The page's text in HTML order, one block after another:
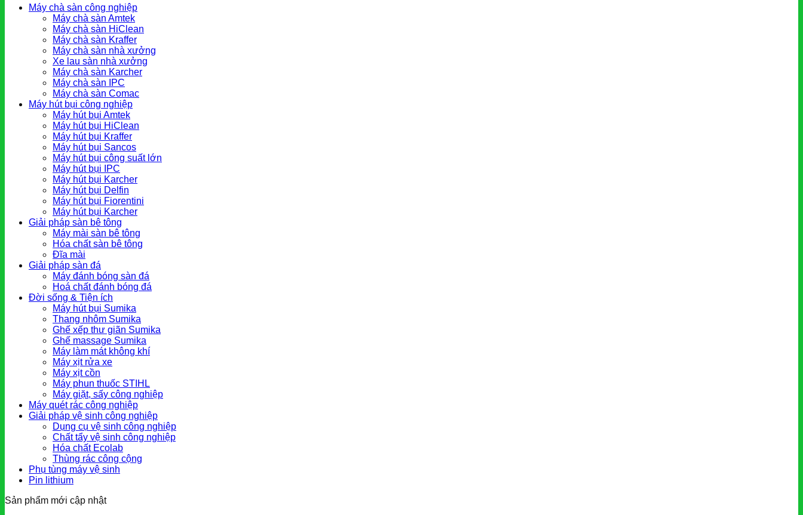
Máy chà sàn công nghiệp
Máy chà sàn Amtek
Máy chà sàn HiClean
Máy chà sàn Kraffer
Máy chà sàn nhà xưởng
Xe lau sàn nhà xưởng
Máy chà sàn Karcher
Máy chà sàn IPC
Máy chà sàn Comac
Máy hút bụi công nghiệp
Máy hút bụi Amtek
Máy hút bụi HiClean
Máy hút bụi Kraffer
Máy hút bụi Sancos
Máy hút bụi công suất lớn
Máy hút bụi IPC
Máy hút bụi Karcher
Máy hút bụi Delfin
Máy hút bụi Fiorentini
Máy hút bụi Karcher
Giải pháp sàn bê tông
Máy mài sàn bê tông
Hóa chất sàn bê tông
Đĩa mài
Giải pháp sàn đá
Máy đánh bóng sàn đá
Hoá chất đánh bóng đá
Đời sống & Tiện ích
Máy hút bụi Sumika
Thang nhôm Sumika
Ghế xếp thư giãn Sumika
Ghế massage Sumika
Máy làm mát không khí
Máy xịt rửa xe
Máy xịt cồn
Máy phun thuốc STIHL
Máy giặt, sấy công nghiệp
Máy quét rác công nghiệp
Giải pháp vệ sinh công nghiệp
Dụng cụ vệ sinh công nghiệp
Chất tẩy vệ sinh công nghiệp
Hóa chất Ecolab
Thùng rác công cộng
Phụ tùng máy vệ sinh
Pin lithium
Sản phẩm mới cập nhật